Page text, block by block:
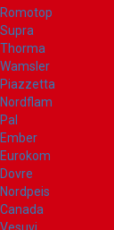
Romotop
Supra
Thorma
Wamsler
Piazzetta
Nordflam
Pal
Ember
Eurokom
Dovre
Nordpeis
Canada